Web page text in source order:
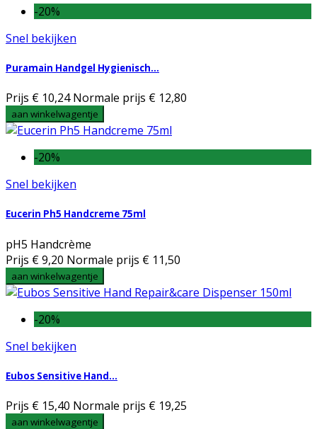
-20%
Snel bekijken
Puramain Handgel Hygienisch...
Prijs € 10,24 Normale prijs € 12,80
aan winkelwagentje
-20%
Snel bekijken
Eucerin Ph5 Handcreme 75ml
pH5 Handcrème
Prijs € 9,20 Normale prijs € 11,50
aan winkelwagentje
-20%
Snel bekijken
Eubos Sensitive Hand...
Prijs € 15,40 Normale prijs € 19,25
aan winkelwagentje